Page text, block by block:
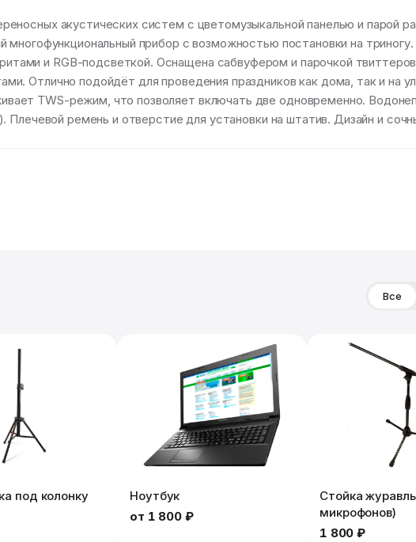
акустических систем с цветомузыкальной панелью и парой
многофункциональный прибор с возможностью постановки на
и RGB-подсветкой. Оснащена сабвуфером и парочкой
Отлично подойдёт для проведения праздников как дома, так и на
TWS-режим, что позволяет включать две одновременно.
Плечевой ремень и отверстие для установки на штатив. Дизайн и
Все
под колонку
Ноутбук
от 1 800 ₽
Стойка
микрофонов)
1 800 ₽